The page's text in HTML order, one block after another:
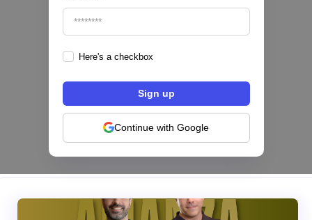
Here's a checkbox
Continue with Google
pago de servicios desde su app en México
NEOBANCOS 📲